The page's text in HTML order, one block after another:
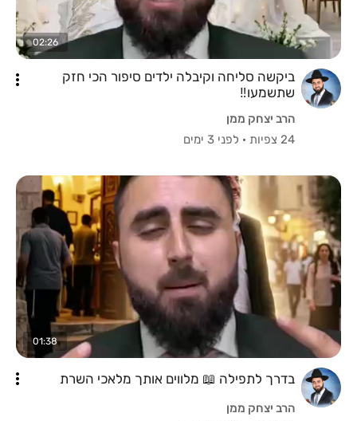
02:26
ביקשה סליחה וקיבלה ילדים סיפור הכי חזק
שתשמעו‼️
הרב יצחק ממן
24 צפיות
· לפני 3 ימים
01:38
בדרך לתפילה 📖 מלווים אותך מלאכי השרת
הרב יצחק ממן